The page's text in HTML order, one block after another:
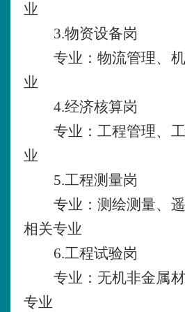
业
3.物资设备岗
专业：物流管理、
业
4.经济核算岗
专业：工程管理、
业
5.工程测量岗
专业：测绘测量、
相关专业
6.工程试验岗
专业：无机非金属
专业